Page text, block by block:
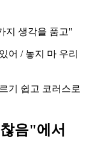
지 생각을 품고"
어 / 놓지 마 우리
기 쉽고 코러스로
음"에서